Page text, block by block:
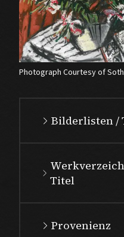
Photograph Courtesy of
Bilderlisten /
Titel
Provenienz